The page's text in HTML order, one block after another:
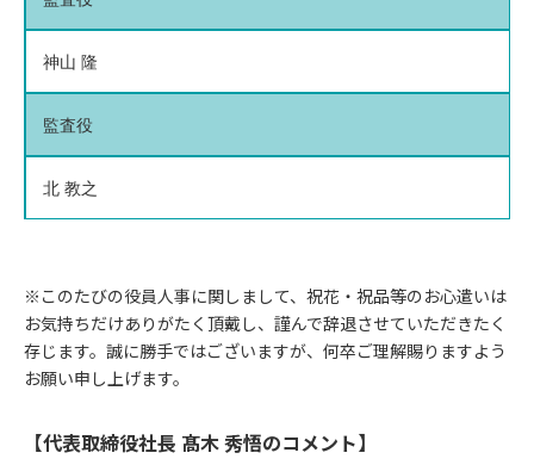
神山 隆
監査役
北 教之
※このたびの役員人事に関しまして、祝花・祝品等のお心遣いは
お気持ちだけありがたく頂戴し、謹んで辞退させていただきたく
存じます。誠に勝手ではございますが、何卒ご理解賜りますよう
お願い申し上げます。
【代表取締役社長 髙木 秀悟のコメント】